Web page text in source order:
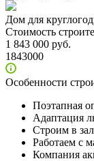
Дом для
Стоимость
1 843 000 руб.
1843000
Особенности
Поэтапная
Адаптация
Строим в
Работаем с
Компания